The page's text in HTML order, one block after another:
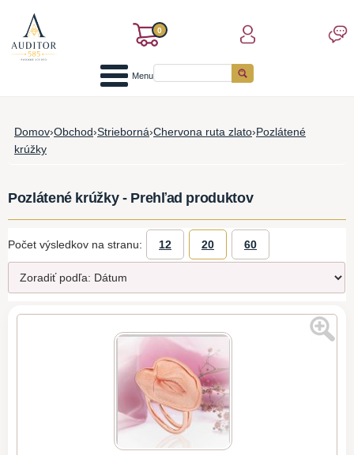
0
Menu
Domov›Obchod›Strieborná›Chervona ruta zlato›Pozlátené
krúžky
Pozlátené krúžky - Prehľad produktov
Počet výsledkov na stranu: 12 20 60